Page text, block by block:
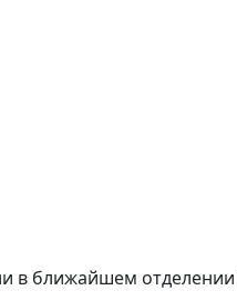
в ближайшем